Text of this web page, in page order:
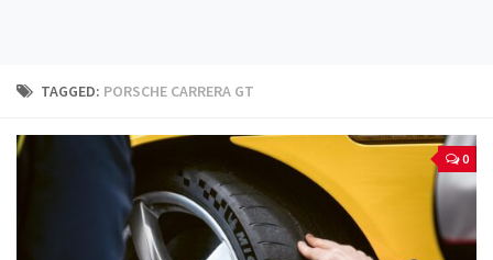
Technika jazdy
Przelicznik mocy
Auto z niemiec
TAGGED: PORSCHE CARRERA GT
0